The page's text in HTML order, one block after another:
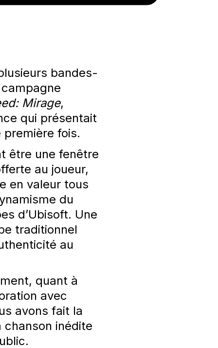
bandes-
campagne
Mirage,
qui présentait
fois.
être une fenêtre
au joueur,
en valeur tous
du
d’Ubisoft. Une
traditionnel
au
, quant à
avec
avons fait la
chanson inédite